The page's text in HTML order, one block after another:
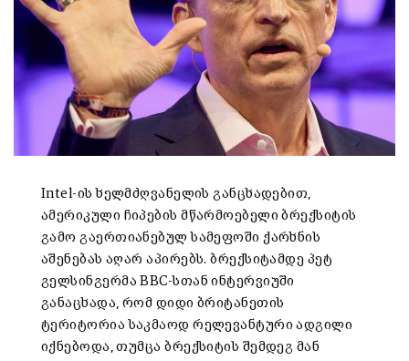
Intel-ის ხელმძღვანელის განცხადებით,
ამერიკული ჩიპების მწარმოებელი ბრექსიტის
გამო გაერთიანებულ სამეფოში ქარხნის
აშენებას აღარ აპირებს. ბრექსიტამდე პეტ
გელსინგერმა BBC-სთან ინტერვიუში
განაცხადა, რომ დიდი ბრიტანეთის
ტერიტორია საკმაოდ რელევანტური ადგილი
იქნებოდა, თუმცა ბრექსიტის შემდეგ მან